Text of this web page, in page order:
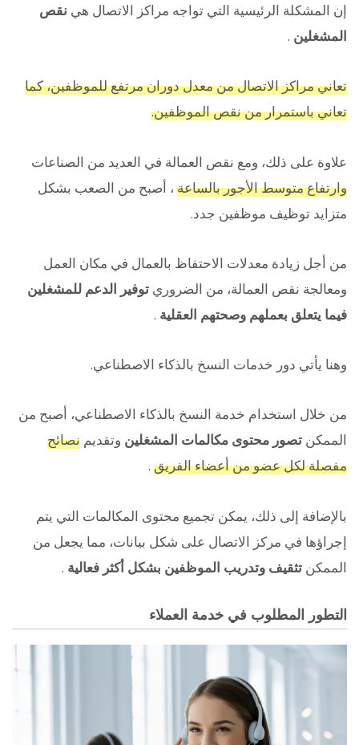
إن المشكلة الرئيسية التي تواجه مراكز الاتصال هي نقص
المشغلين .
تعاني مراكز الاتصال من معدل دوران مرتفع للموظفين، كما
تعاني باستمرار من نقص الموظفين.
علاوة على ذلك، ومع نقص العمالة في العديد من الصناعات
وارتفاع متوسط الأجور بالساعة ، أصبح من الصعب بشكل
متزايد توظيف موظفين جدد.
من أجل زيادة معدلات الاحتفاظ بالعمال في مكان العمل
ومعالجة نقص العمالة، من الضروري توفير الدعم للمشغلين
فيما يتعلق بعملهم وصحتهم العقلية .
وهنا يأتي دور خدمات النسخ بالذكاء الاصطناعي.
من خلال استخدام خدمة النسخ بالذكاء الاصطناعي، أصبح من
الممكن تصور محتوى مكالمات المشغلين وتقديم نصائح
مفصلة لكل عضو من أعضاء الفريق .
بالإضافة إلى ذلك، يمكن تجميع محتوى المكالمات التي يتم
إجراؤها في مركز الاتصال على شكل بيانات، مما يجعل من
الممكن تثقيف وتدريب الموظفين بشكل أكثر فعالية .
التطور المطلوب في خدمة العملاء